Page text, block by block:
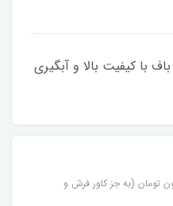
باف با کیفیت بالا و آبگیری
بالای ۱۵ میلیون تومان (به جز کاور فرش و